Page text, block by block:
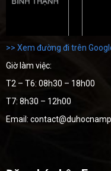
>> Xem đường đi trên
Giờ làm việc:
T2 – T6: 08h30 – 18h00
T7: 8h30 – 12h00
Email: